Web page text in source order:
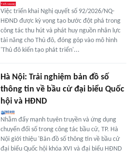
Việc triển khai Nghị quyết số 92/2026/NQ-
HĐND được kỳ vọng tạo bước đột phá trong
công tác thu hút và phát huy nguồn nhân lực
tài năng cho Thủ đô, đóng góp vào mô hình
'Thủ đô kiến tạo phát triển'...
Hà Nội: Trải nghiệm bản đồ số
thông tin về bầu cử đại biểu Quốc
hội và HĐND
Nhằm đẩy mạnh tuyên truyền và ứng dụng
chuyển đổi số trong công tác bầu cử, TP. Hà
Nội giới thiệu 'Bản đồ số thông tin về bầu cử
đại biểu Quốc hội khóa XVI và đại biểu HĐND